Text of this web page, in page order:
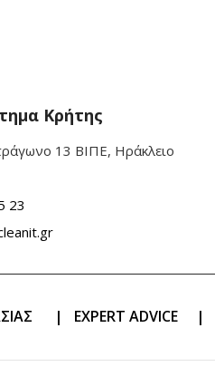
Κρήτης
13 ΒΙΠΕ, Ηράκλειο
23
| EXPERT ADVICE|